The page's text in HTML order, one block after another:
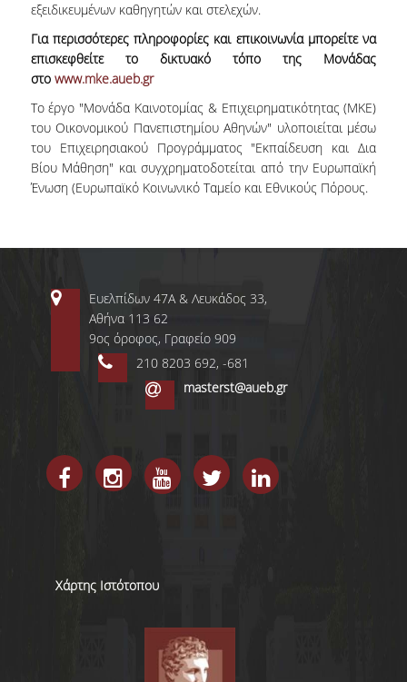
ΤΜΗΜΑ ΠΛΗΡΟΦΟΡΙΚΗΣ
ΤΜΗΜΑ ΣΤΑΤΙΣΤΙΚΗΣ
ΜΕΤΑΠΤΥΧΙΑΚΑ
ΠΡΟΓΡΑΜΜΑΤΑ
ΕΡΕΥΝΑ
ΕΡΕΥΝΗΤΙΚΑ ΕΡΓΑΣΤΗΡΙΑ
ΔΙΔΑΚΤΟΡΙΚΑ & ΜΕΤΑ-
ΔΙΔΑΚΤΟΡΙΚΗ ΕΡΕΥΝΑ
ΒΙΒΛΙΟΘΗΚΗ
E-CLASS
εξειδικευμένων καθηγητών και στελεχών.
Για περισσότερες πληροφορίες και επικοινωνία μπορείτε να
επισκεφθείτε το δικτυακό τόπο της Μονάδας
στο www.mke.aueb.gr
Το έργο "Μονάδα Καινοτομίας & Επιχειρηματικότητας (ΜΚΕ)
του Οικονομικού Πανεπιστημίου Αθηνών" υλοποιείται μέσω
του Επιχειρησιακού Προγράμματος "Εκπαίδευση και Δια
Βίου Μάθηση" και συγχρηματοδοτείται από την Ευρωπαϊκή
Ένωση (Ευρωπαϊκό Κοινωνικό Ταμείο και Εθνικούς Πόρους.
Ευελπίδων 47Α & Λευκάδος 33,
Αθήνα 113 62
9ος όροφος, Γραφείο 909
210 8203 692, -681
masterst@aueb.gr
Χάρτης Ιστότοπου